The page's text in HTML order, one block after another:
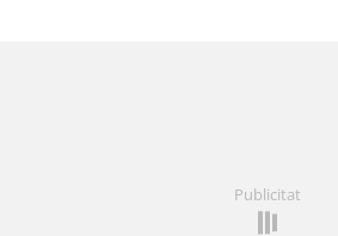
Publicitat